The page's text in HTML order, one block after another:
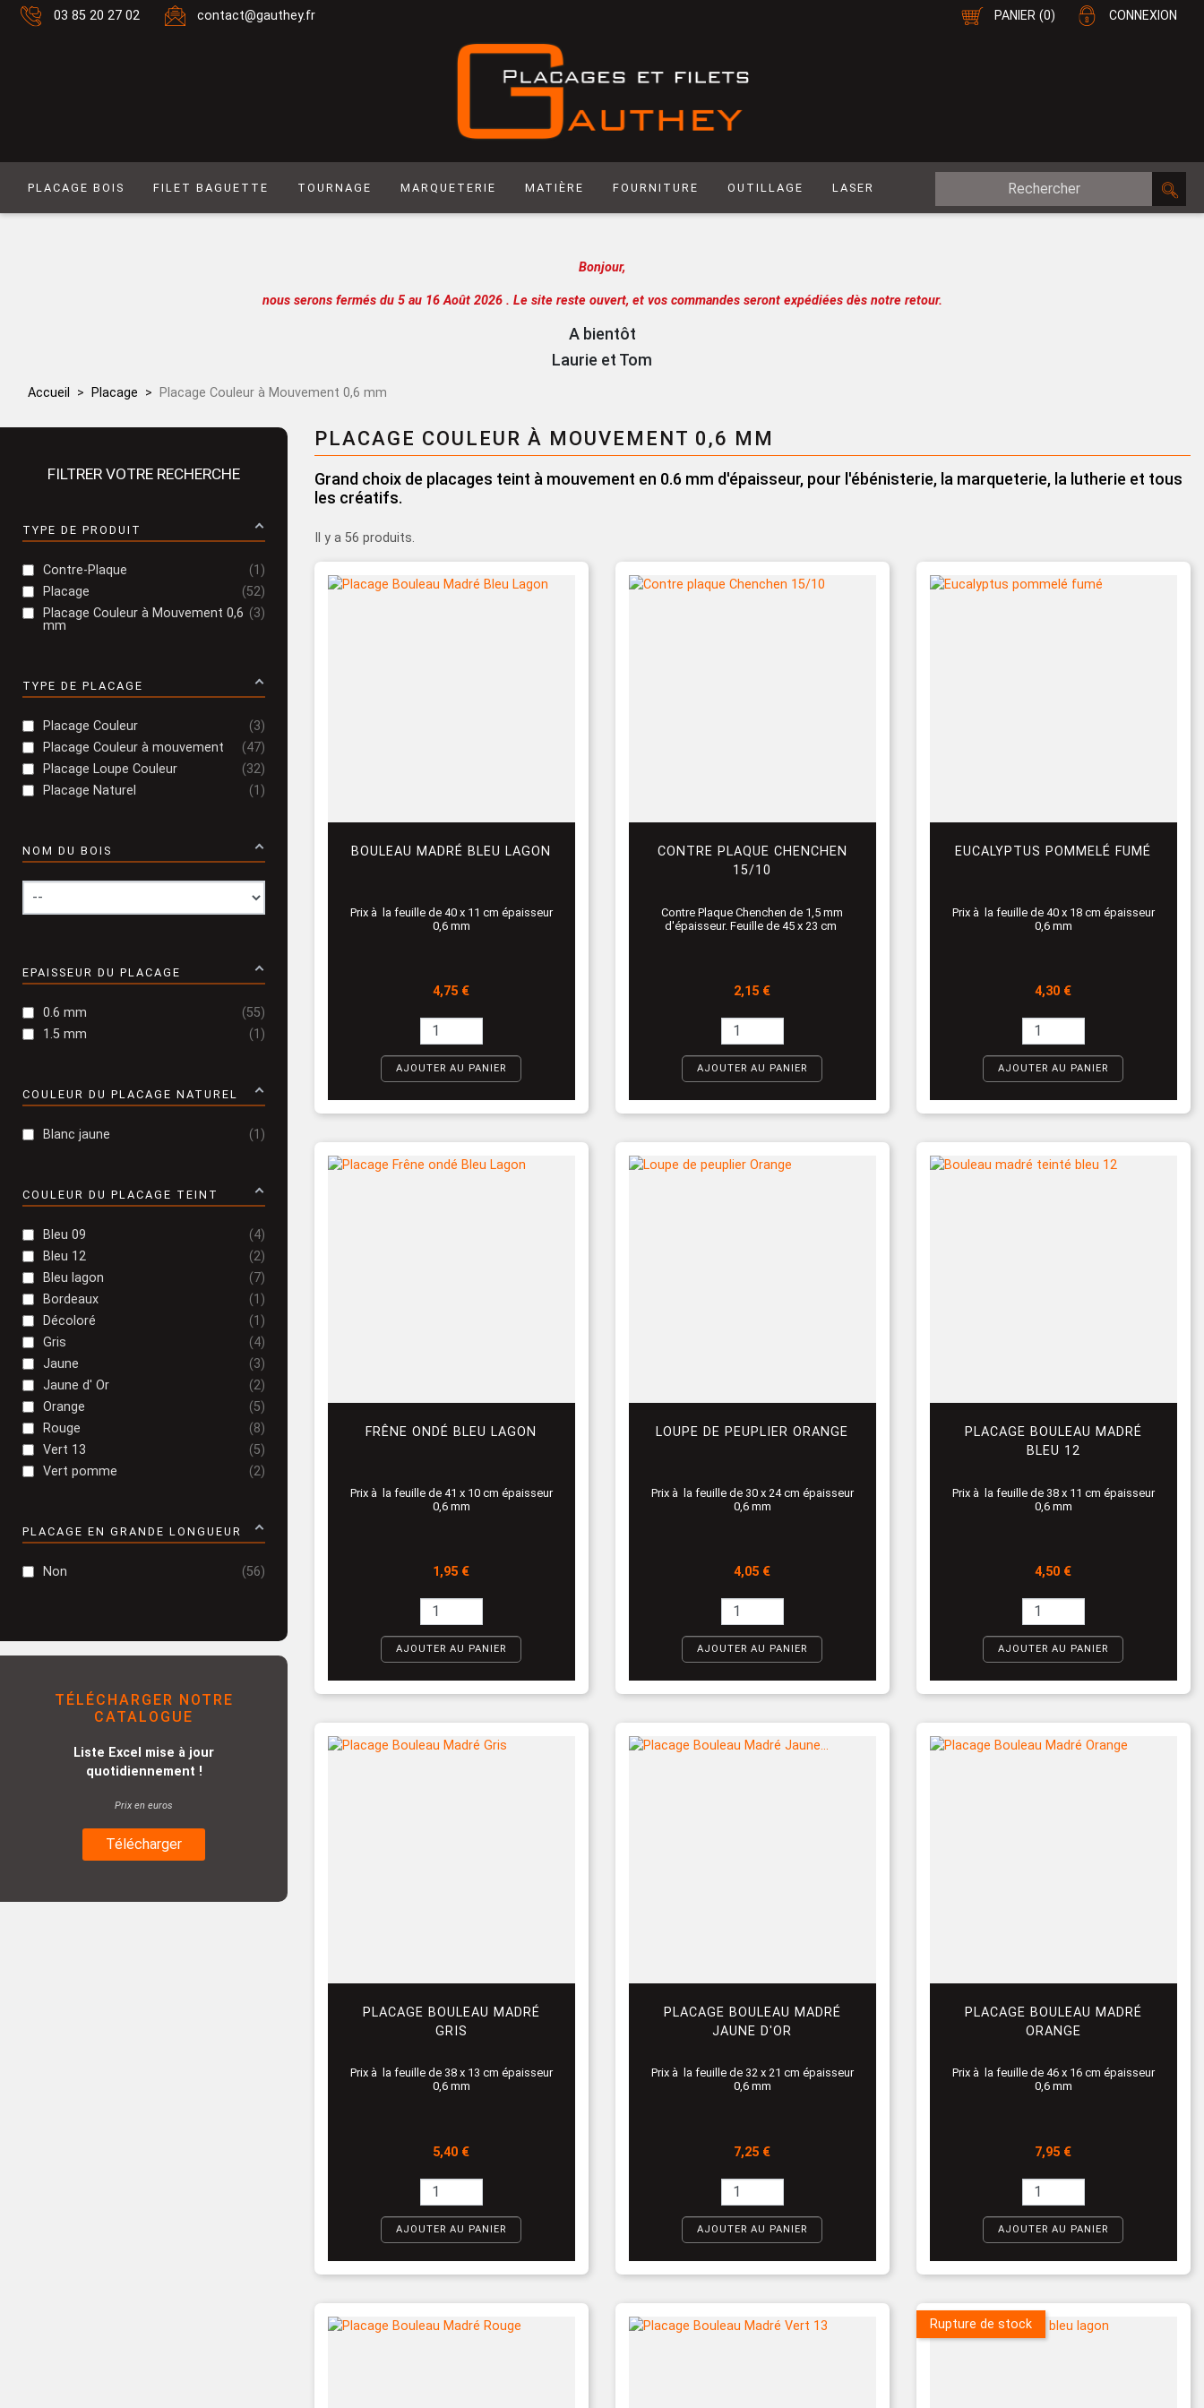
03 85 20 27 02 contact@gauthey.fr CONNEXION
PANIER (0)
PLACAGE BOIS
Lot de placages
FILET BAGUETTE TOURNAGE MARQUETERIE MATIÈRE
Laser
FOURNITURE
Colle
Produit de Finition
Panneau support
Papier
OUTILLAGE
Racloir
Dévidoir
Ponçage
LASER
Placage Double-Face
Bonjour,
nous serons fermés du 5 au 16 Août 2026 . Le site reste ouvert, et vos commandes seront expédiées dès notre retour.
A bientôt
Laurie et Tom
Accueil Placage Placage Couleur à Mouvement 0,6 mm
FILTRER VOTRE RECHERCHE
TYPE DE PRODUIT
Contre-Plaque
1
Placage
52
Placage Couleur à Mouvement 0,6
mm
3
TYPE DE PLACAGE
Placage Couleur
3
Placage Couleur à mouvement
47
Placage Loupe Couleur
32
Placage Naturel
1
NOM DU BOIS
EPAISSEUR DU PLACAGE
0.6 mm
55
1.5 mm
1
COULEUR DU PLACAGE NATUREL
Blanc jaune 1
COULEUR DU PLACAGE TEINT
Bleu 09
4
Bleu 12
2
Bleu lagon
7
Bordeaux
1
Décoloré
1
Gris
4
Jaune
3
Jaune d' Or
2
Orange
5
Rouge
8
Vert 13
5
Vert pomme
2
PLACAGE EN GRANDE LONGUEUR
Non 56
TÉLÉCHARGER NOTRE
CATALOGUE
Liste Excel mise à jour
quotidiennement !
Prix en euros
Télécharger
PLACAGE COULEUR À MOUVEMENT 0,6 MM
Grand choix de placages teint à mouvement en 0.6 mm d'épaisseur, pour l'ébénisterie, la marqueterie, la lutherie et tous
les créatifs.
Il y a 56 produits.
BOULEAU MADRÉ BLEU LAGON
Prix à la feuille de 40 x 11 cm épaisseur
0,6 mm
Prix
4,75 €
AJOUTER AU PANIER
CONTRE PLAQUE CHENCHEN
15/10
Contre Plaque Chenchen de 1,5 mm
d'épaisseur. Feuille de 45 x 23 cm
Prix
2,15 €
AJOUTER AU PANIER
EUCALYPTUS POMMELÉ FUMÉ
Prix à la feuille de 40 x 18 cm épaisseur
0,6 mm
Prix
4,30 €
AJOUTER AU PANIER
FRÊNE ONDÉ BLEU LAGON
Prix à la feuille de 41 x 10 cm épaisseur
0,6 mm
Prix
1,95 €
AJOUTER AU PANIER
LOUPE DE PEUPLIER ORANGE
Prix à la feuille de 30 x 24 cm épaisseur
0,6 mm
Prix
4,05 €
AJOUTER AU PANIER
PLACAGE BOULEAU MADRÉ
BLEU 12
Prix à la feuille de 38 x 11 cm épaisseur
0,6 mm
Prix
4,50 €
AJOUTER AU PANIER
PLACAGE BOULEAU MADRÉ
GRIS
Prix à la feuille de 38 x 13 cm épaisseur
0,6 mm
Prix
5,40 €
AJOUTER AU PANIER
PLACAGE BOULEAU MADRÉ
JAUNE D'OR
Prix à la feuille de 32 x 21 cm épaisseur
0,6 mm
Prix
7,25 €
AJOUTER AU PANIER
PLACAGE BOULEAU MADRÉ
ORANGE
Prix à la feuille de 46 x 16 cm épaisseur
0,6 mm
Prix
7,95 €
AJOUTER AU PANIER
Rupture de stock